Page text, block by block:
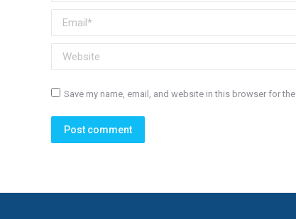
Email *
Website
Save my name, email, and website in this browser for
Post comment